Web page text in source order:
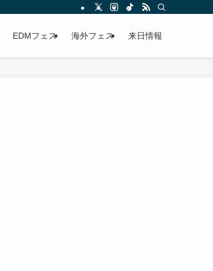
EDMフェス 海外フェス 来日情報